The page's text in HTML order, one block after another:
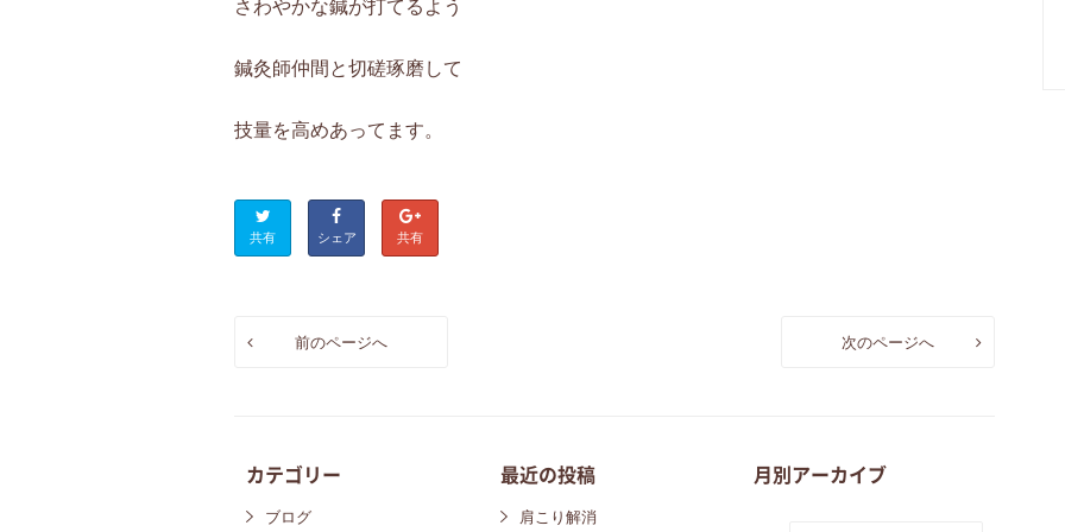
さわやかな鍼が打てるよう
鍼灸師仲間と切磋琢磨して
技量を高めあってます。
共有 シェア 共有
前のページへ 次のページへ
カテゴリー
ブログ
最近の投稿
肩こり解消
月別アーカイブ